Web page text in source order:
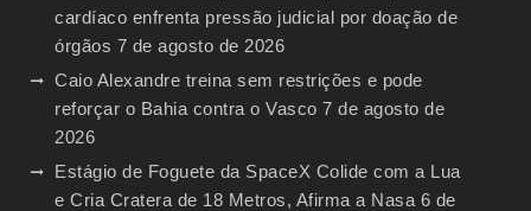
cardíaco enfrenta pressão judicial por doação de
órgãos 7 de agosto de 2026
Caio Alexandre treina sem restrições e pode
reforçar o Bahia contra o Vasco 7 de agosto de
2026
Estágio de Foguete da SpaceX Colide com a Lua
e Cria Cratera de 18 Metros, Afirma a Nasa 6 de